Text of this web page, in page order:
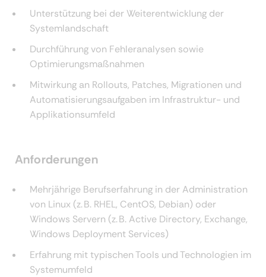
Unterstützung bei der Weiterentwicklung der
Systemlandschaft
Durchführung von Fehleranalysen sowie
Optimierungsmaßnahmen
Mitwirkung an Rollouts, Patches, Migrationen und
Automatisierungsaufgaben im Infrastruktur- und
Applikationsumfeld
Anforderungen
Mehrjährige Berufserfahrung in der Administration
von Linux (z. B. RHEL, CentOS, Debian) oder
Windows Servern (z. B. Active Directory, Exchange,
Windows Deployment Services)
Erfahrung mit typischen Tools und Technologien im
Systemumfeld